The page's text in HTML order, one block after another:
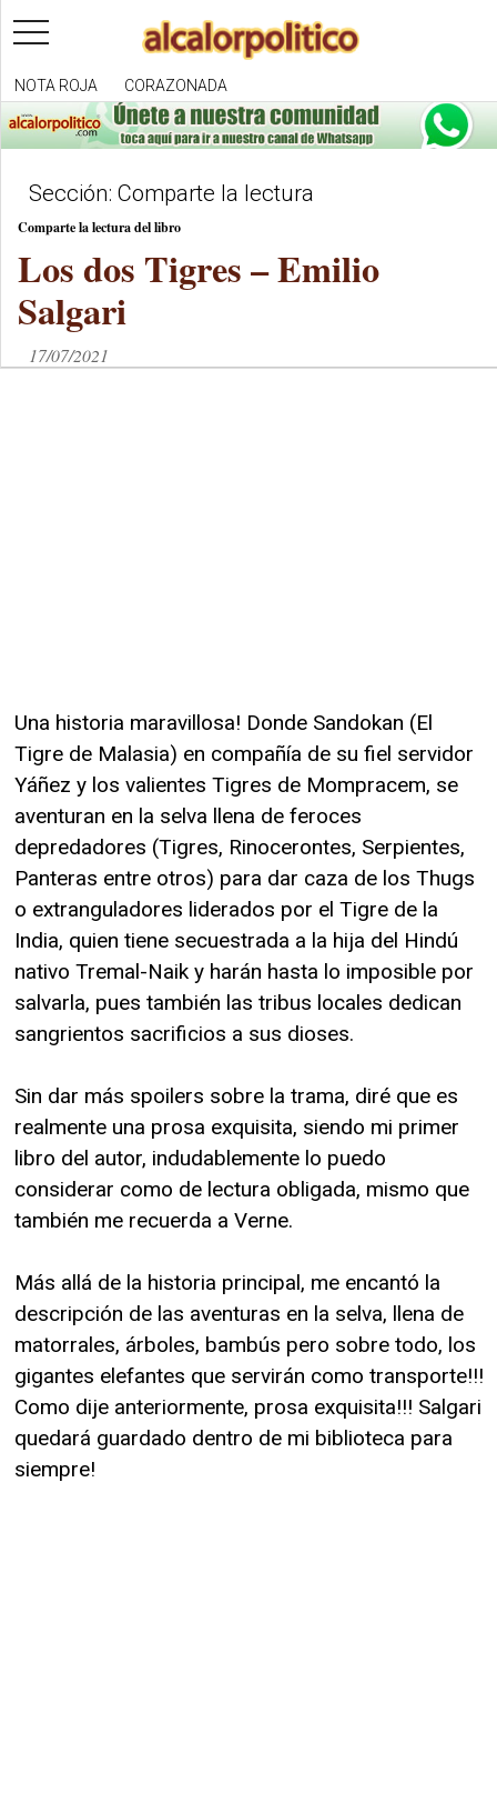
toggle
navigation
NOTA ROJA CORAZONADA
Sección: Comparte la lectura
Comparte la lectura del libro
Los dos Tigres – Emilio
Salgari
17/07/2021
Una historia maravillosa! Donde Sandokan (El
Tigre de Malasia) en compañía de su fiel servidor
Yáñez y los valientes Tigres de Mompracem, se
aventuran en la selva llena de feroces
depredadores (Tigres, Rinocerontes, Serpientes,
Panteras entre otros) para dar caza de los Thugs
o extranguladores liderados por el Tigre de la
India, quien tiene secuestrada a la hija del Hindú
nativo Tremal-Naik y harán hasta lo imposible por
salvarla, pues también las tribus locales dedican
sangrientos sacrificios a sus dioses.
Sin dar más spoilers sobre la trama, diré que es
realmente una prosa exquisita, siendo mi primer
libro del autor, indudablemente lo puedo
considerar como de lectura obligada, mismo que
también me recuerda a Verne.
Más allá de la historia principal, me encantó la
descripción de las aventuras en la selva, llena de
matorrales, árboles, bambús pero sobre todo, los
gigantes elefantes que servirán como transporte!!!
Como dije anteriormente, prosa exquisita!!! Salgari
quedará guardado dentro de mi biblioteca para
siempre!